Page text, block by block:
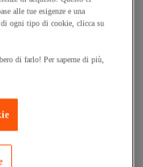
alle tue esigenze e una
ogni tipo di cookie, clicca su
di farlo! Per saperne di più,